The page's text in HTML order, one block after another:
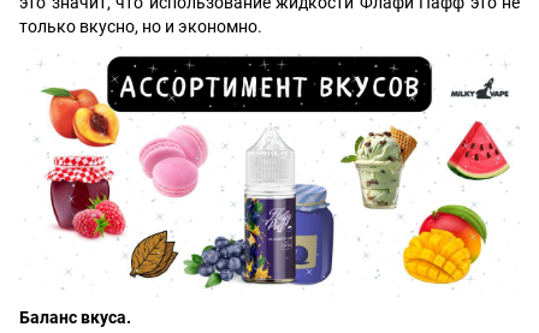
только вкусно, но и экономно.
Баланс вкуса.